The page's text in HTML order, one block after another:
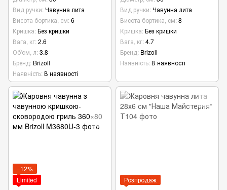
Вид ручки Чавунна лита
Висота бортика, см 6
Кришка Без кришки
Вага, кг 2.6
Об'єм, л 3.8
Бренд Brizoll
Наявність В наявності
Вид ручки Чавунна лита
Висота бортика, см 8
Кришка Без кришки
Вага, кг 4.7
Бренд Brizoll
Наявність В наявності
−12%
Limited
Розпродаж